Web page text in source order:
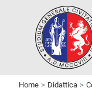
Home Didattica